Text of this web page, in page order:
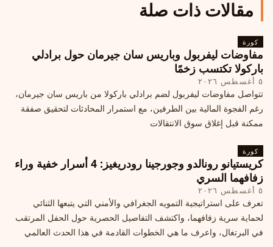
مقالات ذات صلة
كورة
مفاوضات ليفربول وباريس سان جيرمان حول برادلي
باركولا تكتسب زخمًا
٥ أغسطس ٢٠٢٦
تتواصل مفاوضات ليفربول لضم برادلي باركولا من باريس سان جيرمان،
رغم الفجوة المالية بين الطرفين، مع استمرار المحادثات لتحقيق صفقة
ممكنة قبل إغلاق سوق الانتقالات
كورة
كريستيانو رونالدو وجورجينا رودريغيز: 4 أسرار خفية وراء
زفافهما السري
٥ أغسطس ٢٠٢٦
تعرف على استراتيجية التمويه الجغرافي والأمني التي يتبعها الثنائي
لحماية سرية زفافهما، واكتشف التفاصيل الحصرية حول الحفل المرتقب
في البرتغال، واعرف ما هي الخطوات القادمة في هذا الحدث العالمي